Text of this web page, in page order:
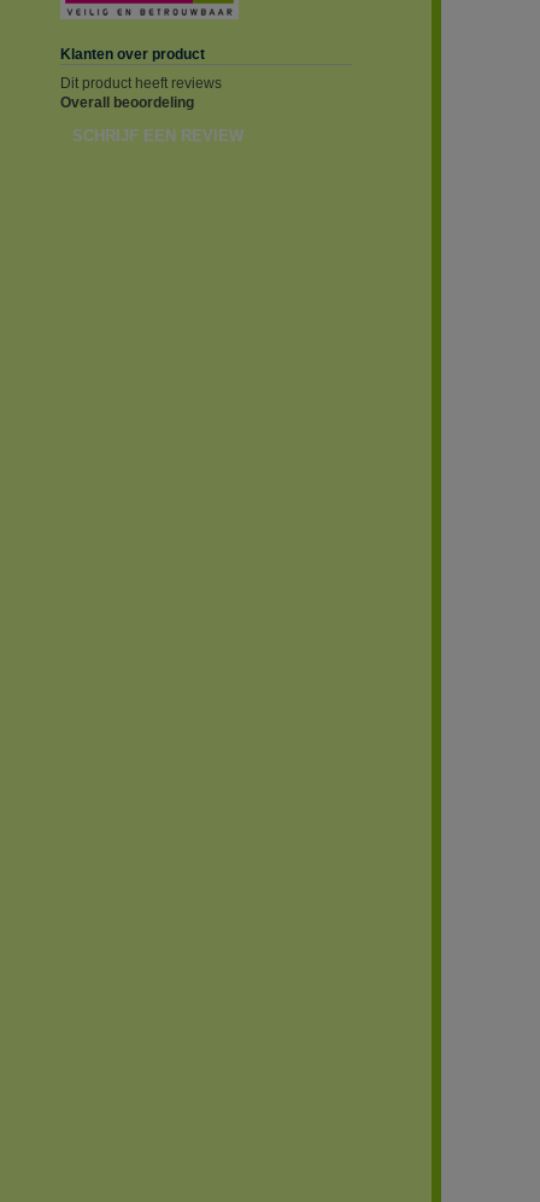
Klanten over product
Dit product heeft reviews
Overall beoordeling
SCHRIJF EEN REVIEW